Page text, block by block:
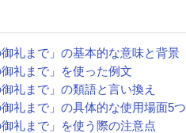
御礼まで」の基本的な意味と背景
御礼まで」を使った例文
御礼まで」の類語と言い換え
御礼まで」の具体的な使用場面5つ
御礼まで」を使う際の注意点